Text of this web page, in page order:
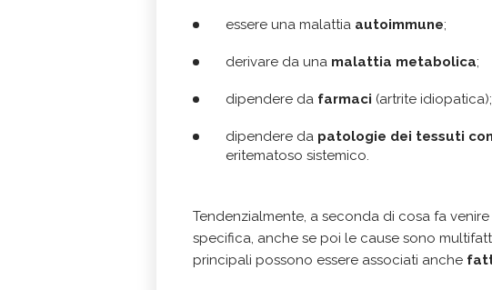
essere una malattia autoimmune;
derivare da una malattia metabolica;
dipendere da farmaci (artrite idiopatica);
dipendere da patologie dei tessuti
eritematoso sistemico.
Tendenzialmente, a seconda di cosa fa
specifica, anche se poi le cause sono
principali possono essere associati anche